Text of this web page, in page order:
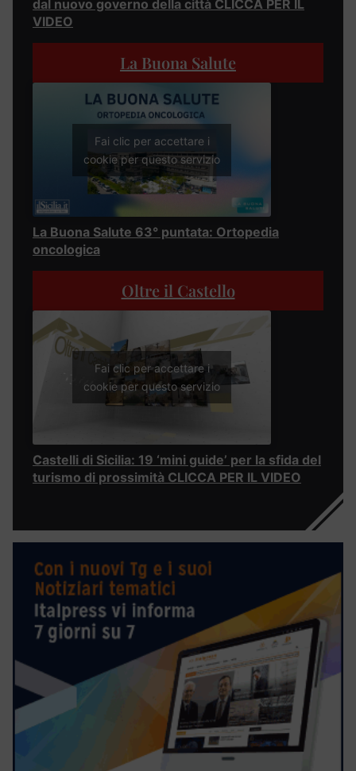
dal nuovo governo della città CLICCA PER IL
VIDEO
La Buona Salute
Fai clic per accettare i
cookie per questo servizio
La Buona Salute 63° puntata: Ortopedia
oncologica
Oltre il Castello
Fai clic per accettare i
cookie per questo servizio
Castelli di Sicilia: 19 ‘mini guide’ per la sfida del
turismo di prossimità CLICCA PER IL VIDEO